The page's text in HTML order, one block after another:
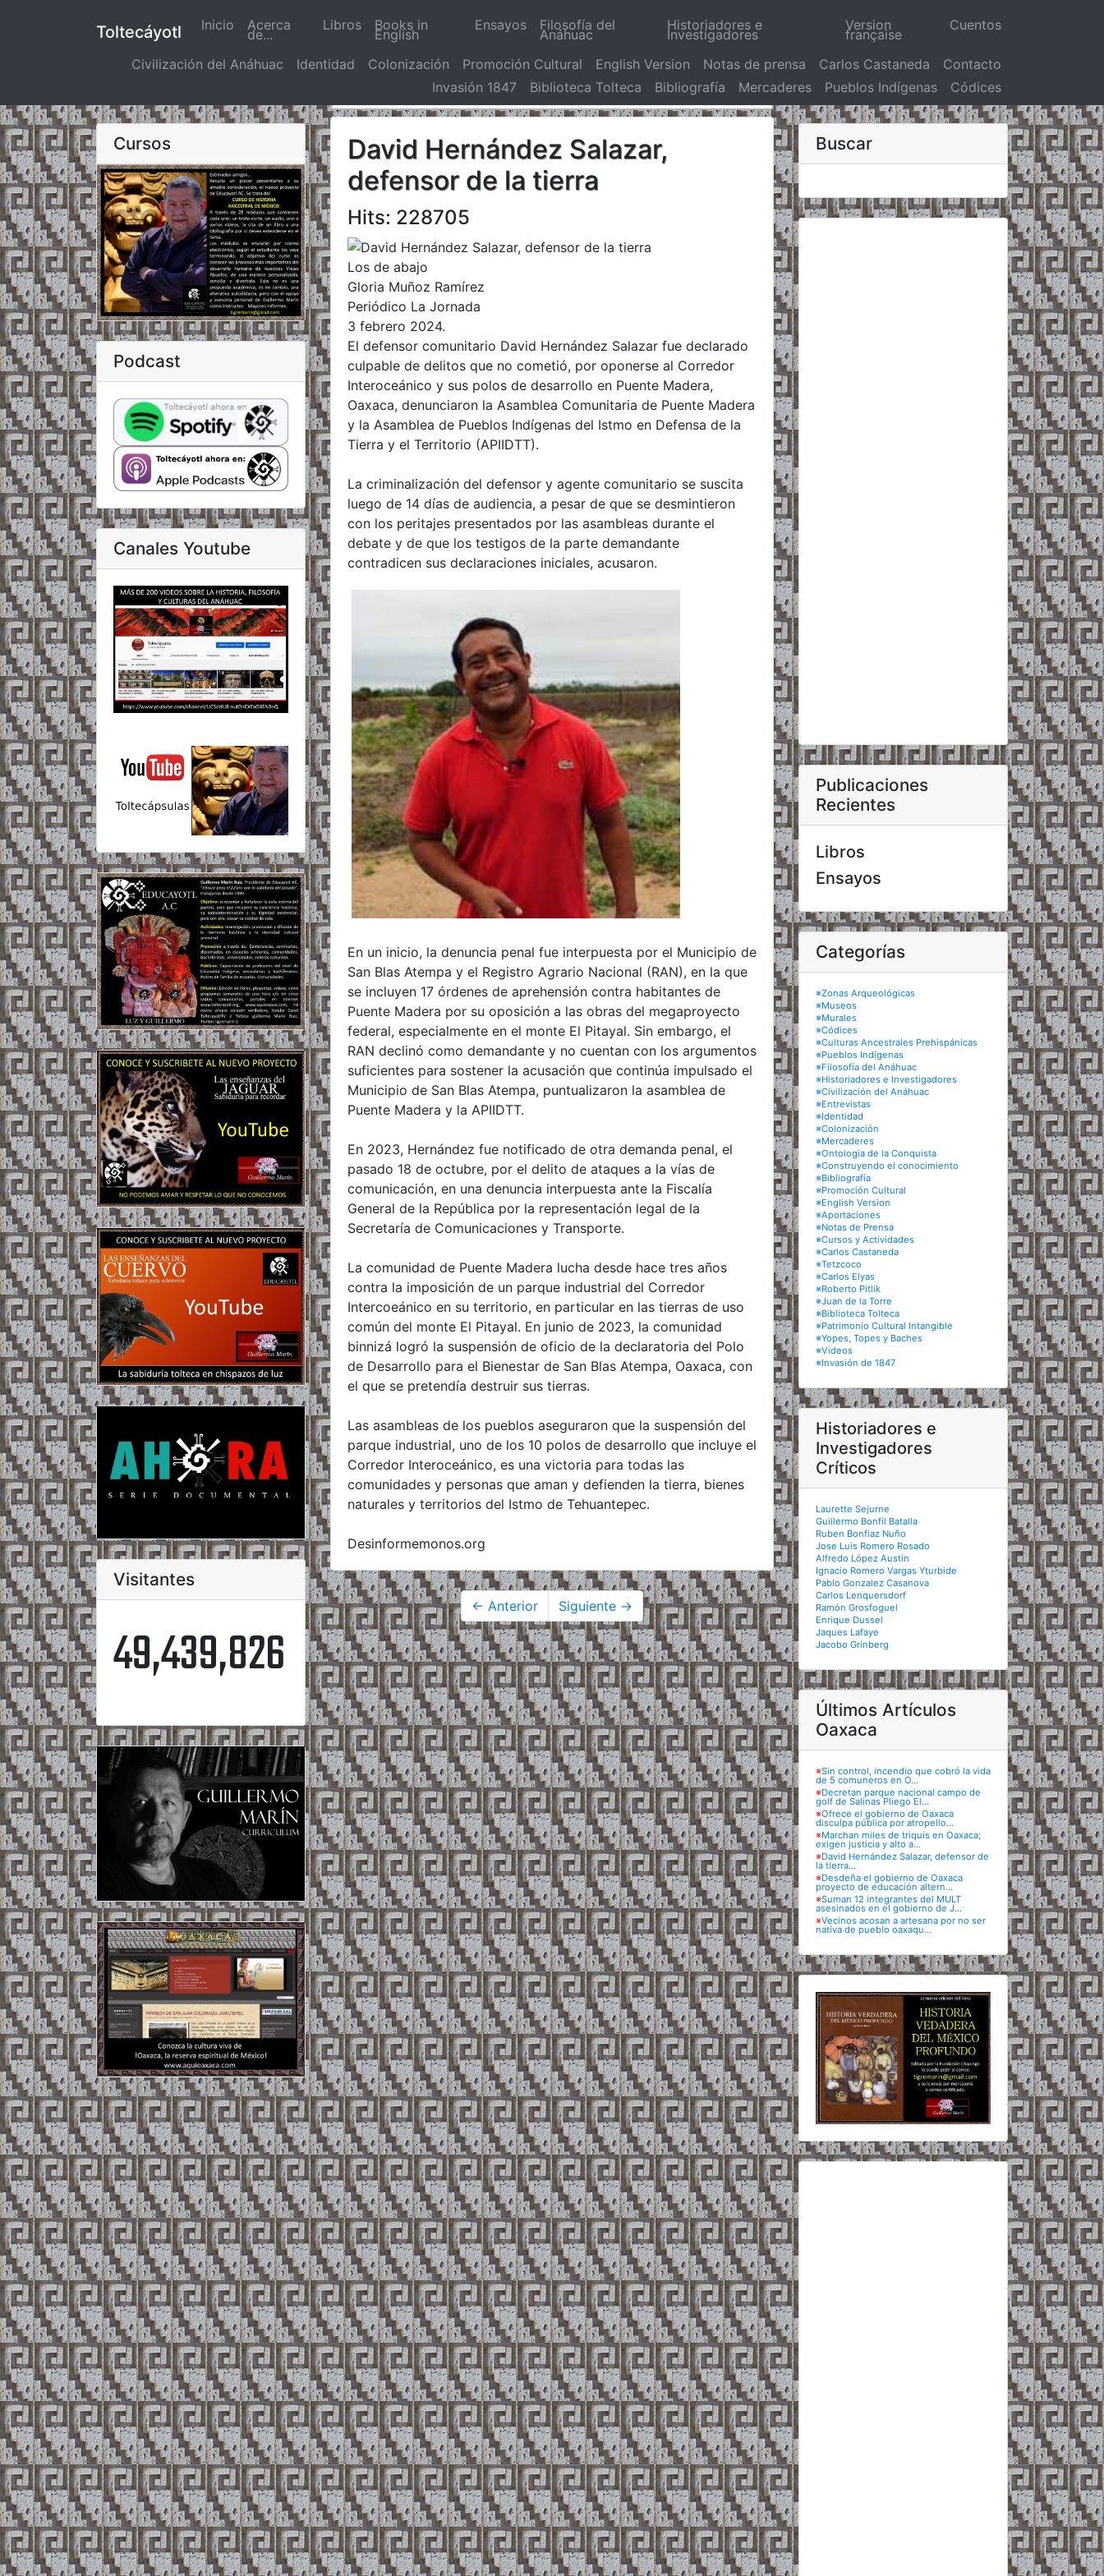
Toltecáyotl Inicio (actual)
Acerca
de...
Libros Books in
English
Ensayos Filosofía del
Anáhuac
Historiadores e
Investigadores
Version
française
Cuentos
Civilización del Anáhuac Identidad Colonización Promoción Cultural English Version Notas de prensa Carlos Castaneda
Contacto
Invasión 1847
Biblioteca Tolteca Bibliografía Mercaderes Pueblos Indígenas Códices
Cursos
Podcast
Canales Youtube
Visitantes
49,439,826
David Hernández Salazar,
defensor de la tierra
Hits: 228705
Los de abajo
Gloria Muñoz Ramírez
Periódico La Jornada
3 febrero 2024.
El defensor comunitario David Hernández Salazar fue declarado
culpable de delitos que no cometió, por oponerse al Corredor
Interoceánico y sus polos de desarrollo en Puente Madera,
Oaxaca, denunciaron la Asamblea Comunitaria de Puente Madera
y la Asamblea de Pueblos Indígenas del Istmo en Defensa de la
Tierra y el Territorio (APIIDTT).
La criminalización del defensor y agente comunitario se suscita
luego de 14 días de audiencia, a pesar de que se desmintieron
con los peritajes presentados por las asambleas durante el
debate y de que los testigos de la parte demandante
contradicen sus declaraciones iniciales, acusaron.
En un inicio, la denuncia penal fue interpuesta por el Municipio de
San Blas Atempa y el Registro Agrario Nacional (RAN), en la que
se incluyen 17 órdenes de aprehensión contra habitantes de
Puente Madera por su oposición a las obras del megaproyecto
federal, especialmente en el monte El Pitayal. Sin embargo, el
RAN declinó como demandante y no cuentan con los argumentos
suficientes para sostener la acusación que continúa impulsado el
Municipio de San Blas Atempa, puntualizaron la asamblea de
Puente Madera y la APIIDTT.
En 2023, Hernández fue notificado de otra demanda penal, el
pasado 18 de octubre, por el delito de ataques a la vías de
comunicación, en una denuncia interpuesta ante la Fiscalía
General de la República por la representación legal de la
Secretaría de Comunicaciones y Transporte.
La comunidad de Puente Madera lucha desde hace tres años
contra la imposición de un parque industrial del Corredor
Intercoeánico en su territorio, en particular en las tierras de uso
común del monte El Pitayal. En junio de 2023, la comunidad
binnizá logró la suspensión de oficio de la declaratoria del Polo
de Desarrollo para el Bienestar de San Blas Atempa, Oaxaca, con
el que se pretendía destruir sus tierras.
Las asambleas de los pueblos aseguraron que la suspensión del
parque industrial, uno de los 10 polos de desarrollo que incluye el
Corredor Interoceánico, es una victoria para todas las
comunidades y personas que aman y defienden la tierra, bienes
naturales y territorios del Istmo de Tehuantepec.
Desinformemonos.org
← Anterior Siguiente →
Buscar
Publicaciones
Recientes
Libros
Ensayos
Categorías
※Zonas Arqueológicas
※Museos
※Murales
※Códices
※Culturas Ancestrales Prehispánicas
※Pueblos Indígenas
※Filosofía del Anáhuac
※Historiadores e Investigadores
※Civilización del Anáhuac
※Entrevistas
※Identidad
※Colonización
※Mercaderes
※Ontología de la Conquista
※Construyendo el conocimiento
※Bibliografía
※Promoción Cultural
※English Version
※Aportaciones
※Notas de Prensa
※Cursos y Actividades
※Carlos Castaneda
※Tetzcoco
※Carlos Elyas
※Roberto Pitlik
※Juan de la Torre
※Biblioteca Tolteca
※Patrimonio Cultural Intangible
※Yopes, Topes y Baches
※Videos
※Invasión de 1847
Historiadores e
Investigadores
Críticos
Laurette Sejurne
Guillermo Bonfil Batalla
Ruben Bonfiaz Nuño
Jose Luis Romero Rosado
Alfredo López Austin
Ignacio Romero Vargas Yturbide
Pablo Gonzalez Casanova
Carlos Lenquersdorf
Ramón Grosfoguel
Enrique Dussel
Jaques Lafaye
Jacobo Grinberg
Últimos Artículos
Oaxaca
※Sin control, incendio que cobró la vida
de 5 comuneros en O...
※Decretan parque nacional campo de
golf de Salinas Pliego El...
※Ofrece el gobierno de Oaxaca
disculpa pública por atropello...
※Marchan miles de triquis en Oaxaca;
exigen justicia y alto a...
※David Hernández Salazar, defensor de
la tierra...
※Desdeña el gobierno de Oaxaca
proyecto de educación altern...
※Suman 12 integrantes del MULT
asesinados en el gobierno de J...
※Vecinos acosan a artesana por no ser
nativa de pueblo oaxaqu...